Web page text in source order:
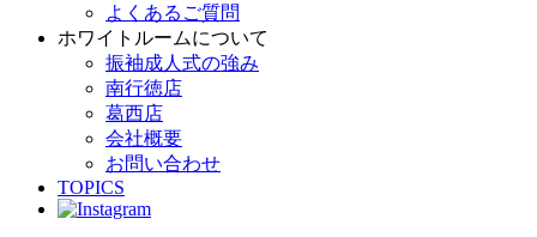
よくあるご質問
ホワイトルームについて
振袖成人式の強み
南行徳店
葛西店
会社概要
お問い合わせ
TOPICS